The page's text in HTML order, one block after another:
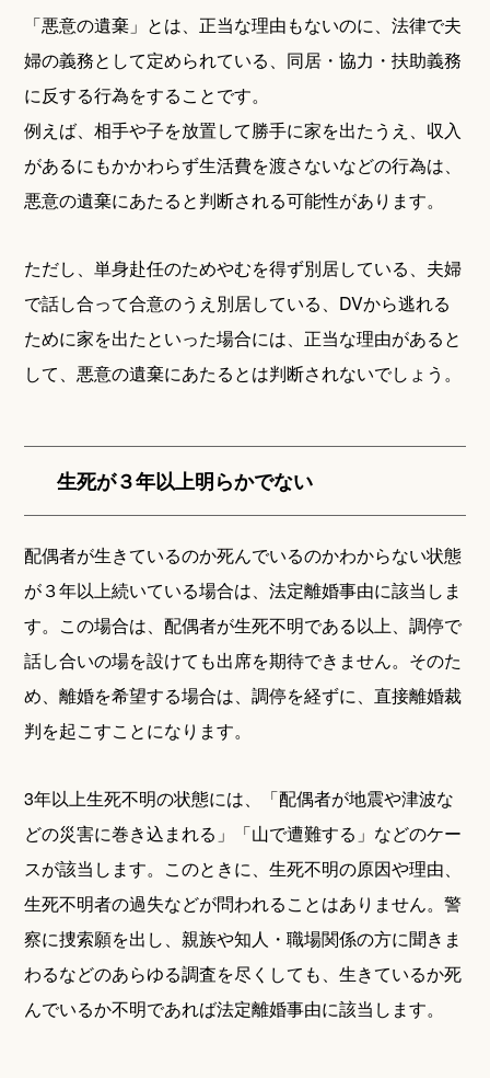
「悪意の遺棄」とは、正当な理由もないのに、法律で夫
婦の義務として定められている、同居・協力・扶助義務
に反する行為をすることです。
例えば、相手や子を放置して勝手に家を出たうえ、収入
があるにもかかわらず生活費を渡さないなどの行為は、
悪意の遺棄にあたると判断される可能性があります。
ただし、単身赴任のためやむを得ず別居している、夫婦
で話し合って合意のうえ別居している、DVから逃れる
ために家を出たといった場合には、正当な理由があると
して、悪意の遺棄にあたるとは判断されないでしょう。
生死が３年以上明らかでない
配偶者が生きているのか死んでいるのかわからない状態
が３年以上続いている場合は、法定離婚事由に該当しま
す。この場合は、配偶者が生死不明である以上、調停で
話し合いの場を設けても出席を期待できません。そのた
め、離婚を希望する場合は、調停を経ずに、直接離婚裁
判を起こすことになります。
3年以上生死不明の状態には、「配偶者が地震や津波な
どの災害に巻き込まれる」「山で遭難する」などのケー
スが該当します。このときに、生死不明の原因や理由、
生死不明者の過失などが問われることはありません。警
察に捜索願を出し、親族や知人・職場関係の方に聞きま
わるなどのあらゆる調査を尽くしても、生きているか死
んでいるか不明であれば法定離婚事由に該当します。